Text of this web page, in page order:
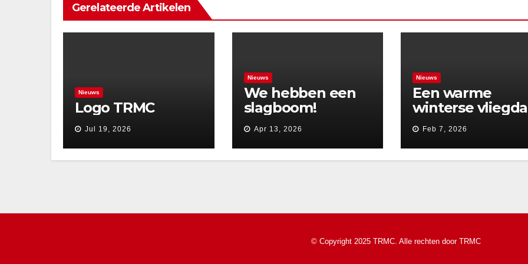
Gerelateerde Artikelen
Nieuws
Logo TRMC
Jul 19, 2026
Nieuws
We hebben een
slagboom!
Apr 13, 2026
Nieuws
Een warme
winterse
Feb 7, 2026
© Copyright 2025 TRMC. Alle rechten door TRMC